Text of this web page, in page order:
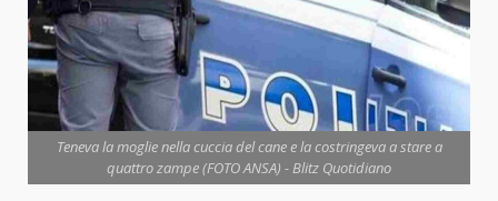
Teneva la moglie nella cuccia del cane e la costringeva a stare a
quattro zampe (FOTO ANSA) - Blitz Quotidiano